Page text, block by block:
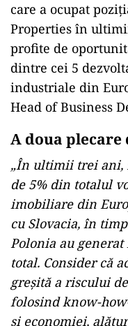
care a ocupat
Properties în
profite de
dintre cei 5
industriale din
Head of Business
A doua
„În ultimii trei ani,
de 5% din totalul
imobiliare din
cu Slovacia, în
Polonia au
total. Consider că
greșită a riscului
folosind know-
și economiei,